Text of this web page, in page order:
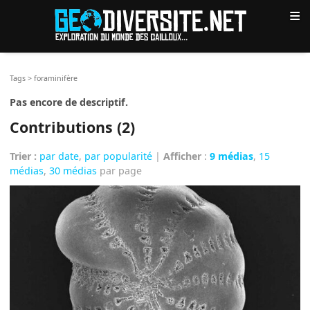
≡
Tags >foraminifère
Pas encore de descriptif.
Contributions (2)
Trier : par date, par popularité |Afficher :9 médias, 15
médias,30 médias par page